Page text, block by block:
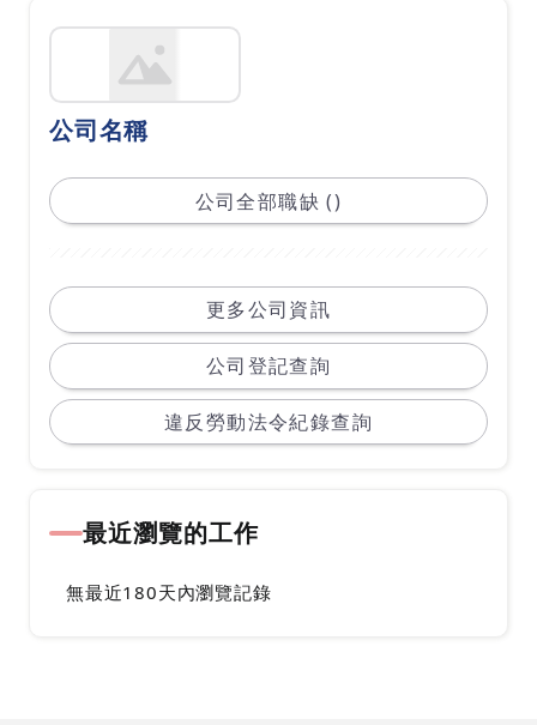
公司名稱
公司全部職缺 ()
更多公司資訊
公司登記查詢
違反勞動法令紀錄查詢
最近瀏覽的工作
無最近180天內瀏覽記錄